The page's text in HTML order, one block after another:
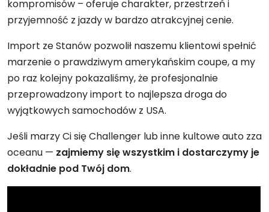
kompromisów – oferuje charakter, przestrzeń i
przyjemność z jazdy w bardzo atrakcyjnej cenie.
Import ze Stanów pozwolił naszemu klientowi spełnić
marzenie o prawdziwym amerykańskim coupe, a my
po raz kolejny pokazaliśmy, że profesjonalnie
przeprowadzony import to najlepsza droga do
wyjątkowych samochodów z USA.
Jeśli marzy Ci się Challenger lub inne kultowe auto zza
oceanu — zajmiemy się wszystkim i dostarczymy je
dokładnie pod Twój dom.